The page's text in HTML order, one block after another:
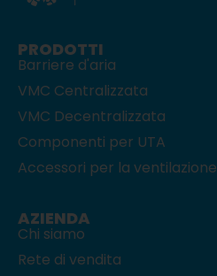
PRODOTTI
Barriere d'aria
VMC Centralizzata
VMC Decentralizzata
Componenti per UTA
Accessori per la ventilazione
AZIENDA
Chi siamo
Rete di vendita